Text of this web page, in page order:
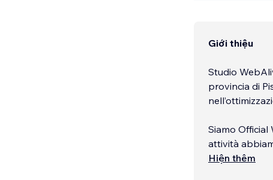
Giới thiệu
Studio
provincia di
Siamo Official
attività
professionisti
Hiện thêm